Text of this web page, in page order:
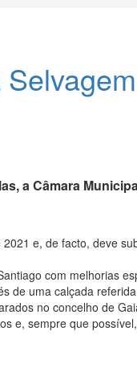
a Câmara
e, de facto, deve
com melhorias
de uma calçada
no concelho de
e, sempre que